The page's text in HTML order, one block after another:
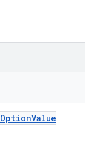
OptionValue